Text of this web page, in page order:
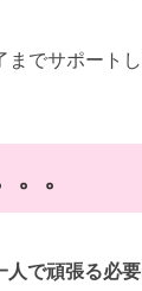
までサポート
。。
人で頑張る必